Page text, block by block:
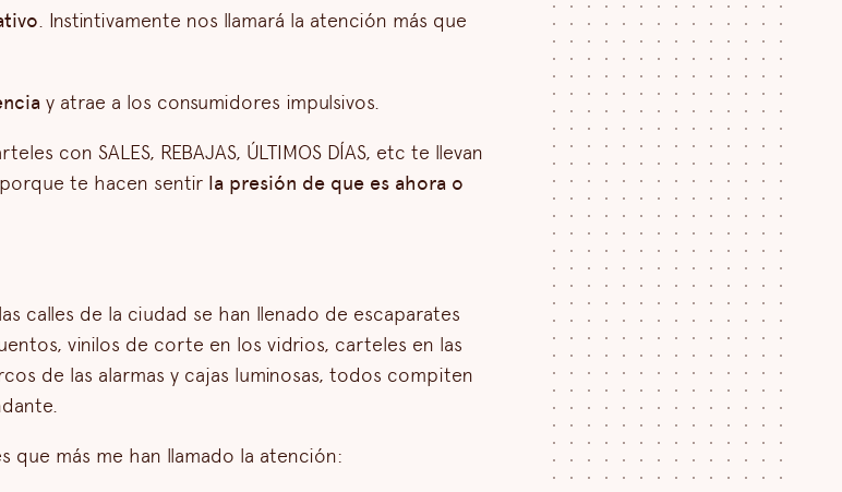
. Instintivamente nos llamará la atención más que
y atrae a los consumidores impulsivos.
con SALES, REBAJAS, ÚLTIMOS DÍAS, etc te llevan
porque te hacen sentir la presión de que es ahora o
calles de la ciudad se han llenado de escaparates
vinilos de corte en los vidrios, carteles en las
de las alarmas y cajas luminosas, todos compiten
que más me han llamado la atención: